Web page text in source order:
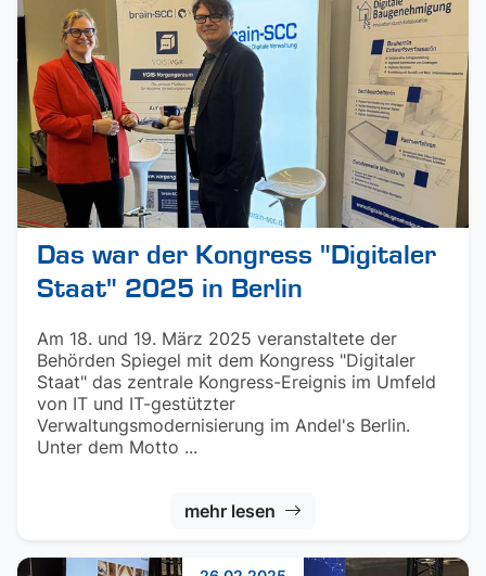
Das war der Kongress "Digitaler
Staat" 2025 in Berlin
Am 18. und 19. März 2025 veranstaltete der
Behörden Spiegel mit dem Kongress "Digitaler
Staat" das zentrale Kongress-Ereignis im Umfeld
von IT und IT-gestützter
Verwaltungsmodernisierung im Andel's Berlin.
Unter dem Motto ...
mehr lesen